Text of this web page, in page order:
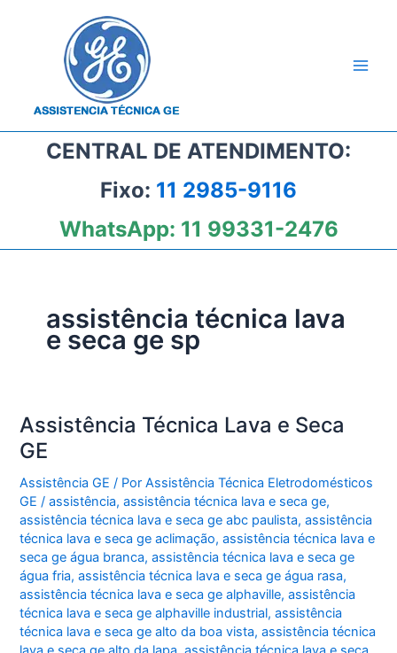
CENTRAL DE ATENDIMENTO:
Fixo: 11 2985-9116
WhatsApp: 11 99331-2476
assistência técnica lava
e seca ge sp
Assistência Técnica Lava e Seca
GE
Assistência GE / PorAssistência Técnica Eletrodomésticos
GE/assistência,assistência técnica lava e seca ge,
assistência técnica lava e seca ge abc paulista,assistência
técnica lava e seca ge aclimação,assistência técnica lava e
seca ge água branca,assistência técnica lava e seca ge
água fria,assistência técnica lava e seca ge água rasa,
assistência técnica lava e seca ge alphaville,assistência
técnica lava e seca ge alphaville industrial,assistência
técnica lava e seca ge alto da boa vista,assistência técnica